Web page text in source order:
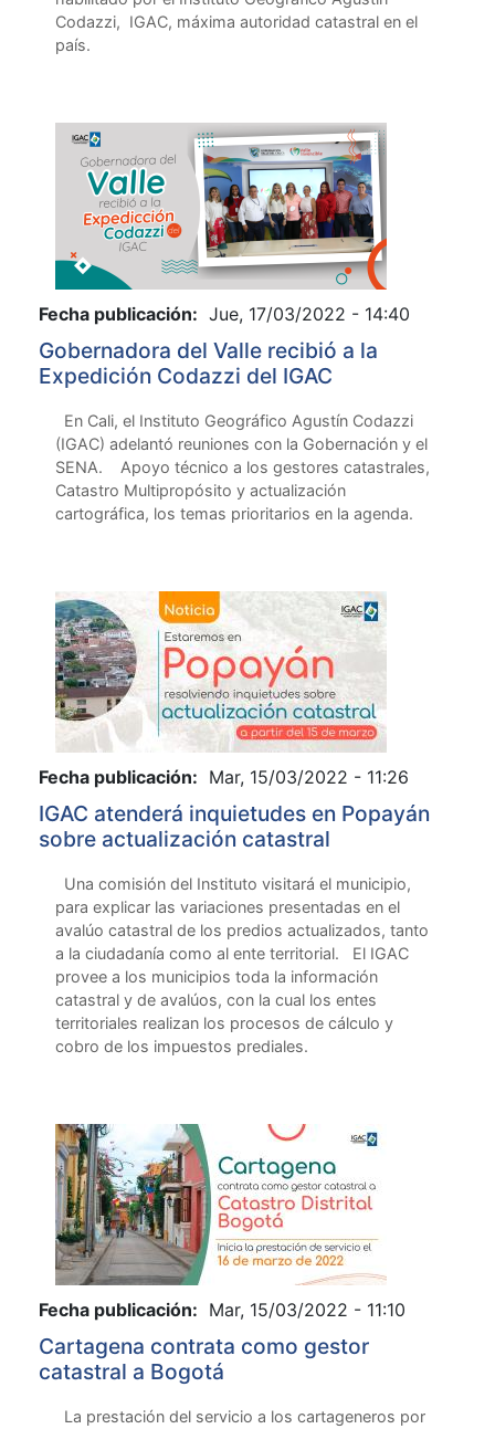
Codazzi, IGAC, máxima autoridad catastral en el
país.
Fecha publicación: Jue, 17/03/2022 - 14:40
Gobernadora del Valle recibió a la
Expedición Codazzi del IGAC
En Cali, el Instituto Geográfico Agustín Codazzi
(IGAC) adelantó reuniones con la Gobernación y el
SENA. Apoyo técnico a los gestores catastrales,
Catastro Multipropósito y actualización
cartográfica, los temas prioritarios en la agenda.
Fecha publicación: Mar, 15/03/2022 - 11:26
IGAC atenderá inquietudes en Popayán
sobre actualización catastral
Una comisión del Instituto visitará el municipio,
para explicar las variaciones presentadas en el
avalúo catastral de los predios actualizados, tanto
a la ciudadanía como al ente territorial. El IGAC
provee a los municipios toda la información
catastral y de avalúos, con la cual los entes
territoriales realizan los procesos de cálculo y
cobro de los impuestos prediales.
Fecha publicación: Mar, 15/03/2022 - 11:10
Cartagena contrata como gestor
catastral a Bogotá
La prestación del servicio a los cartageneros por